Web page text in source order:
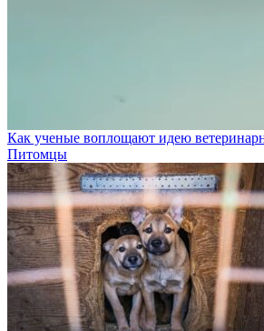
Как ученые воплощают идею
Питомцы